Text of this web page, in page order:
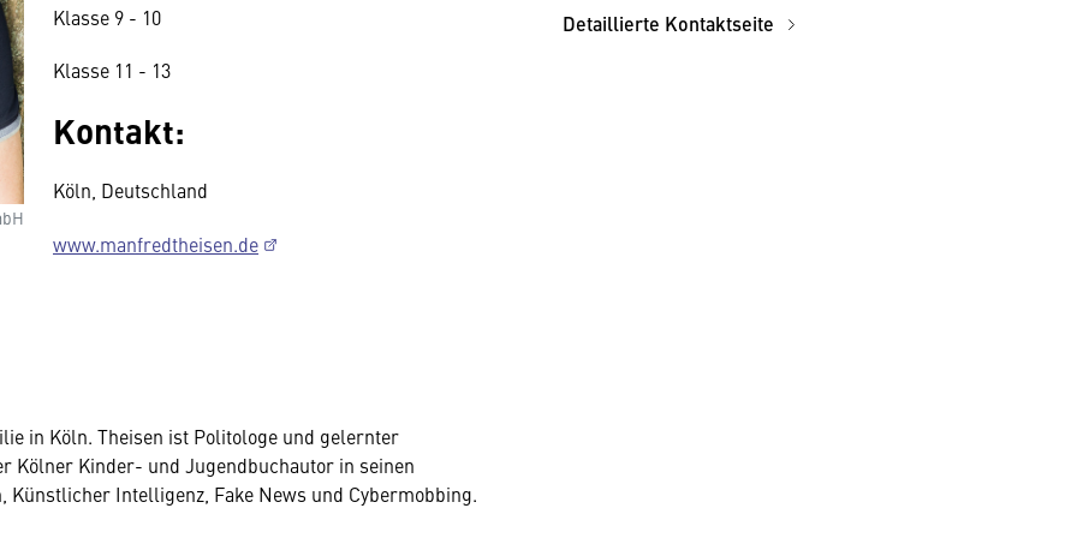
Klasse 9 - 10
Klasse 11 - 13
Kontakt:
Köln, Deutschland
www.manfredtheisen.de
in Köln. Theisen ist Politologe und gelernter
Kölner Kinder- und Jugendbuchautor in seinen
Intelligenz, Fake News und Cybermobbing.
Detaillierte Kontaktseite